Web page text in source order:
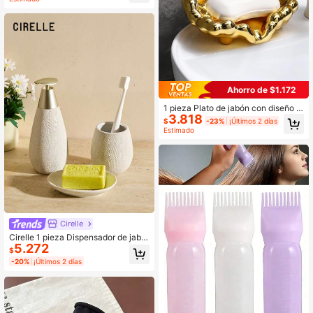
ocador elegante
Cirelle
Cirelle 1 pieza Dispensador de jabó
n de cerámica, dispensador de jabó
n de manos de cerámica retro y cre
ativo, recargable para líquido, perfe
cto para decoración de cocina y ba
ño
$5.272
-20% ¡Últimos 2 días
Ahorro de $1.172
1 pieza Plato de jabón con diseño d
e nube sin perforación, decoración
para el hogar y el baño, decoración
$3.818 -23% ¡Últimos 2 días
Estimado